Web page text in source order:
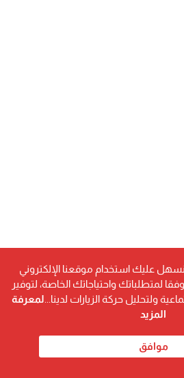
عليك استخدام موقعنا الإلكتروني
لمتطلباتك واحتياجاتك الخاصة، لتوفير
ولتحليل حركة الزيارات لدينا... لمعرفة
المزيد
موافق